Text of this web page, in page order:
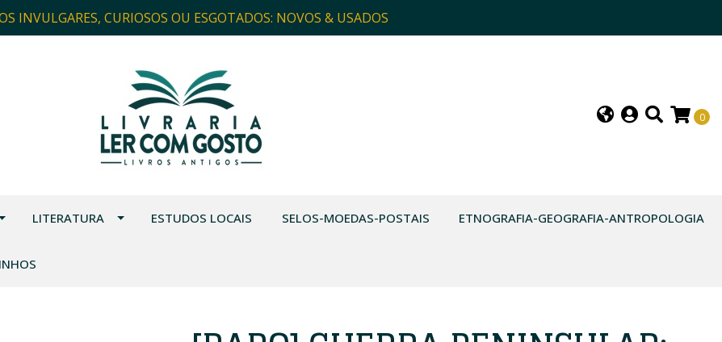
INVULGARES, CURIOSOS OU ESGOTADOS: NOVOS & USADOS
0
LITERATURA ESTUDOS LOCAIS SELOS-MOEDAS-POSTAIS ETNOGRAFIA-GEOGRAFIA-ANTROPOLOGIA